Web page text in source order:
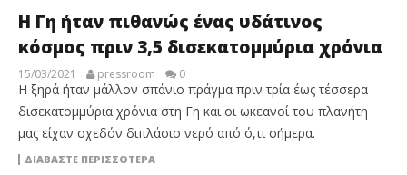
Η Γη ήταν πιθανώς ένας υδάτινος
κόσμος πριν 3,5 δισεκατομμύρια χρόνια
15/03/2021 pressroom 0
Η ξηρά ήταν μάλλον σπάνιο πράγμα πριν τρία έως τέσσερα
δισεκατομμύρια χρόνια στη Γη και οι ωκεανοί του πλανήτη
μας είχαν σχεδόν διπλάσιο νερό από ό,τι σήμερα.
ΔΙΑΒΆΣΤΕ ΠΕΡΙΣΣΌΤΕΡΑ